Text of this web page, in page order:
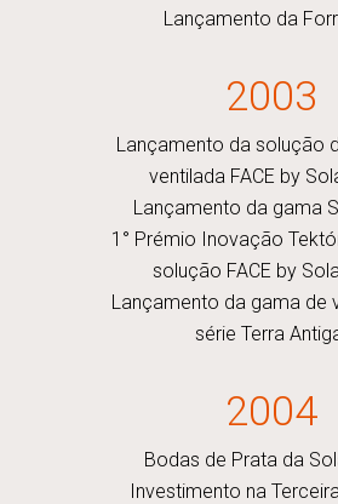
Lançamento da
2003
Lançamento da solução
ventilada FACE by
Lançamento da gama
1° Prémio Inovação
solução FACE by
Lançamento da gama de
série Terra
2004
Bodas de Prata da
Investimento na